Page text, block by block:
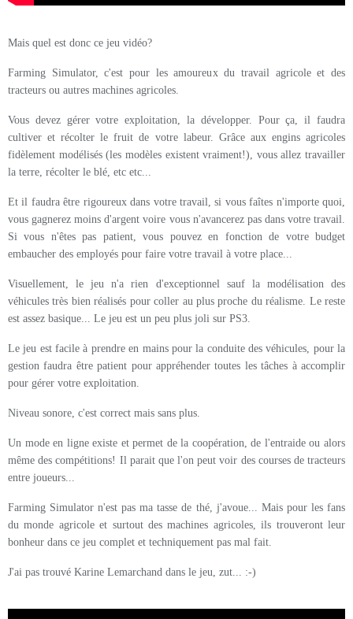
Mais quel est donc ce jeu vidéo?
Farming Simulator, c'est pour les amoureux du travail agricole et des
tracteurs ou autres machines agricoles.
Vous devez gérer votre exploitation, la développer. Pour ça, il faudra
cultiver et récolter le fruit de votre labeur. Grâce aux engins agricoles
fidèlement modélisés (les modèles existent vraiment!), vous allez travailler
la terre, récolter le blé, etc etc...
Et il faudra être rigoureux dans votre travail, si vous faîtes n'importe quoi,
vous gagnerez moins d'argent voire vous n'avancerez pas dans votre travail.
Si vous n'êtes pas patient, vous pouvez en fonction de votre budget
embaucher des employés pour faire votre travail à votre place...
Visuellement, le jeu n'a rien d'exceptionnel sauf la modélisation des
véhicules très bien réalisés pour coller au plus proche du réalisme. Le reste
est assez basique... Le jeu est un peu plus joli sur PS3.
Le jeu est facile à prendre en mains pour la conduite des véhicules, pour la
gestion faudra être patient pour appréhender toutes les tâches à accomplir
pour gérer votre exploitation.
Niveau sonore, c'est correct mais sans plus.
Un mode en ligne existe et permet de la coopération, de l'entraide ou alors
même des compétitions! Il parait que l'on peut voir des courses de tracteurs
entre joueurs...
Farming Simulator n'est pas ma tasse de thé, j'avoue... Mais pour les fans
du monde agricole et surtout des machines agricoles, ils trouveront leur
bonheur dans ce jeu complet et techniquement pas mal fait.
J'ai pas trouvé Karine Lemarchand dans le jeu, zut... :-)